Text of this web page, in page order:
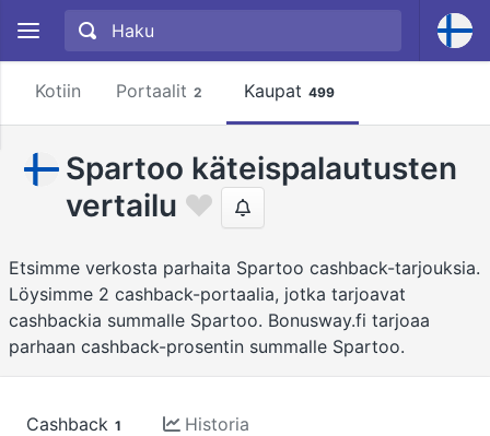
Kotiin Portaalit 2 Kaupat 499
Spartoo käteispalautusten
vertailu
Etsimme verkosta parhaita Spartoo cashback-tarjouksia.
Löysimme 2 cashback-portaalia, jotka tarjoavat
cashbackia summalle Spartoo. Bonusway.fi tarjoaa
parhaan cashback-prosentin summalle Spartoo.
Cashback 1 Historia